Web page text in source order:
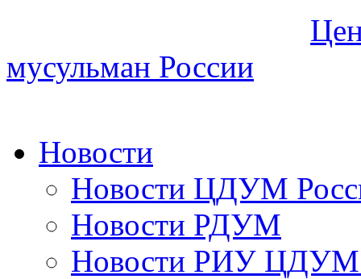
мусульман России
Новости
Новости ЦДУМ
Новости РДУМ
Новости РИУ ЦДУМ